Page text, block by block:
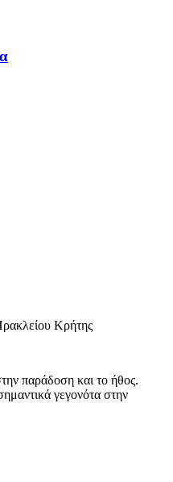
Κρήτης
παράδοση και το ήθος.
γεγονότα στην